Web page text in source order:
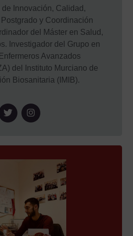
Innovación, Calidad,
Postgrado y Coordinación
del Máster en Salud,
Investigador del Grupo en
Avanzados
del Instituto Murciano de
Biosanitaria (IMIB).